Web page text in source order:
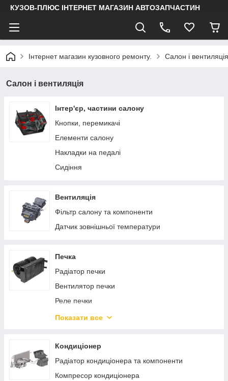
КУЗОВ-ПЛЮС ІНТЕРНЕТ МАГАЗИН АВТОЗАПЧАСТИН
Інтернет магазин кузовного ремонту. Салон і вентиляція
Салон і вентиляція
Інтер'єр, частини салону
Кнопки, перемикачі
Елементи салону
Накладки на педалі
Сидіння
Вентиляція
Фільтр салону та компоненти
Датчик зовнішньої температури
Печка
Радіатор печки
Вентилятор печки
Реле печки
Привод заслінки печеньки
Мотор опалювача
Комплектуючі опалювача
Електродвигун опалювача
Показати все
Кондиціонер
Радіатор кондиціонера та компоненти
Компресор кондиціонера